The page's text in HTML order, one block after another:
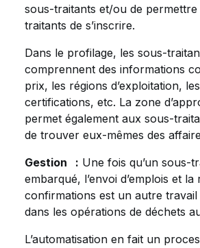
sous-traitants et/ou de
traitants de s’inscrire.
Dans le profilage, les sous-
comprennent des informations
prix, les régions d’exploitation,
certifications, etc. La zone
permet également aux sous-
de trouver eux-mêmes des
Gestion
: Une fois qu’un sous-
embarqué, l’envoi d’emplois et
confirmations est un autre
dans les opérations de déchets
L’automatisation en fait un